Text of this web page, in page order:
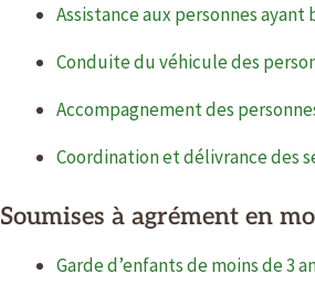
Assistance aux personnes
Conduite du véhicule des
Accompagnement des
Coordination et délivrance des
Soumises à agrément en
Garde d’enfants de moins de 3